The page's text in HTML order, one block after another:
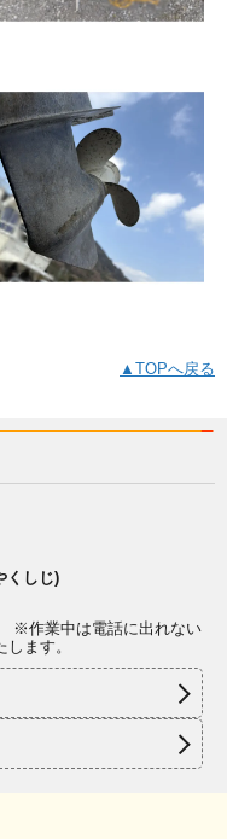
▲TOPへ戻る
しじ)
※作業中は電話に出れない
ます。